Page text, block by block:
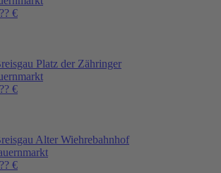
€
Platz der Zähringer
€
Alter Wiehrebahnhof
€